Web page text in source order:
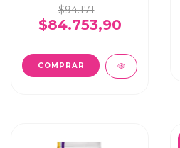
$94.171
$84.753,90